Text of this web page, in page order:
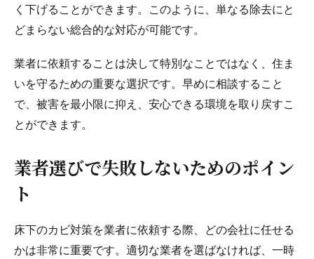
く下げることができます。このように、単なる除去にと
どまらない総合的な対応が可能です。
業者に依頼することは決して特別なことではなく、住ま
いを守るための重要な選択です。早めに相談すること
で、被害を最小限に抑え、安心できる環境を取り戻すこ
とができます。
業者選びで失敗しないためのポイン
ト
床下のカビ対策を業者に依頼する際、どの会社に任せる
かは非常に重要です。適切な業者を選ばなければ、一時